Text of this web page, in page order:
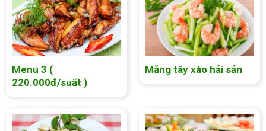
Menu 3 (
220.000đ/suất )
Măng tây xào hải sản